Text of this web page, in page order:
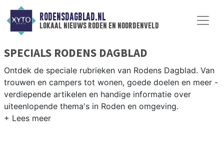
RODENSDAGBLAD.NL
lokaal nieuws roden en noordenveld
SPECIALS RODENS DAGBLAD
Ontdek de speciale rubrieken van Rodens Dagblad. Van
trouwen en campers tot wonen, goede doelen en meer -
verdiepende artikelen en handige informatie over
uiteenlopende thema's in Roden en omgeving.